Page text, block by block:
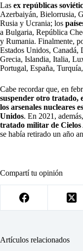
Las ex repúblicas
Azerbaiyán, Bielorrusia,
Rusia y Ucrania; los
a Bulgaria, República
y Rumania. Finalmente,
Estados Unidos, Canadá,
Grecia, Islandia, Italia,
Portugal, España,
Cabe recordar que, en
suspender otro tratado,
los arsenales nucleares
Unidos. En 2021, además,
tratado militar de Cielos
se había retirado un año
Compartí tu opinión
Artículos relacionados